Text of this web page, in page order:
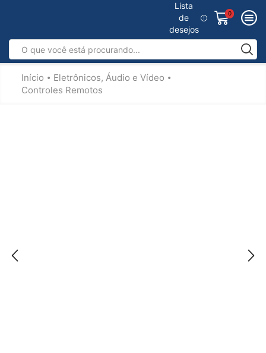
Lista
de
desejos
0
Início • Eletrônicos, Áudio e Vídeo •
Controles Remotos